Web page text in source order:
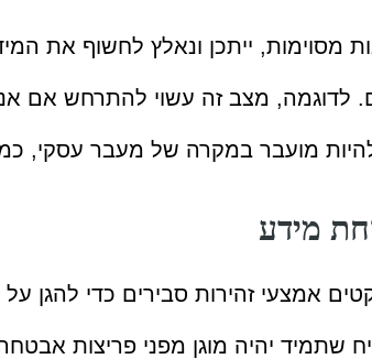
מסוימות, ייתכן ונאלץ לחשוף את
לדוגמה, מצב זה עשוי להתרחש אם
מועבר במקרה של מעבר עסקי,
מידע
אמצעי זהירות סבירים כדי להגן
שתמיד יהיה מוגן מפני פריצות